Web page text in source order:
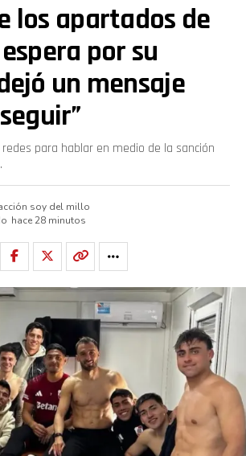
los apartados de
por su
un mensaje
para hablar en medio de la sanción
soy del millo
hace 28 minutos